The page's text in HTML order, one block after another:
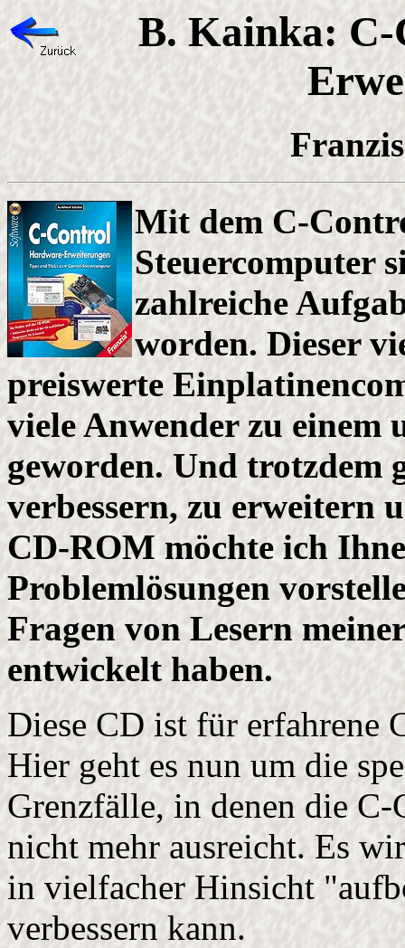
B. Kainka:
Mit dem C-
Steuercomputer
zahlreiche
worden. Dieser
preiswerte
viele Anwender zu
geworden. Und trotzdem
verbessern, zu erweitern
CD-ROM möchte ich
Problemlösungen
Fragen von Lesern
entwickelt haben.
Diese CD ist für erfahrene
Hier geht es nun um die
Grenzfälle, in denen die
nicht mehr ausreicht. Es
in vielfacher Hinsicht
verbessern kann.